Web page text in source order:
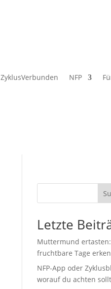
ZyklusVerbunden NFP
Letzte
Muttermund ertasten:
fruchtbare Tage
NFP-App oder
worauf du achten